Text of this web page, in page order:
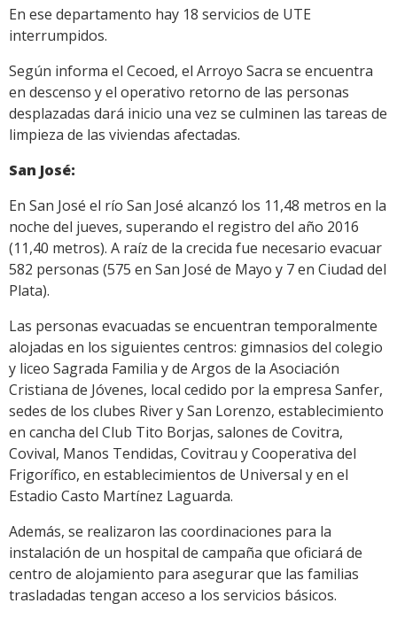
En ese departamento hay 18 servicios de UTE
interrumpidos.
Según informa el Cecoed, el Arroyo Sacra se encuentra
en descenso y el operativo retorno de las personas
desplazadas dará inicio una vez se culminen las tareas de
limpieza de las viviendas afectadas.
San José:
En San José el río San José alcanzó los 11,48 metros en la
noche del jueves, superando el registro del año 2016
(11,40 metros). A raíz de la crecida fue necesario evacuar
582 personas (575 en San José de Mayo y 7 en Ciudad del
Plata).
Las personas evacuadas se encuentran temporalmente
alojadas en los siguientes centros: gimnasios del colegio
y liceo Sagrada Familia y de Argos de la Asociación
Cristiana de Jóvenes, local cedido por la empresa Sanfer,
sedes de los clubes River y San Lorenzo, establecimiento
en cancha del Club Tito Borjas, salones de Covitra,
Covival, Manos Tendidas, Covitrau y Cooperativa del
Frigorífico, en establecimientos de Universal y en el
Estadio Casto Martínez Laguarda.
Además, se realizaron las coordinaciones para la
instalación de un hospital de campaña que oficiará de
centro de alojamiento para asegurar que las familias
trasladadas tengan acceso a los servicios básicos.